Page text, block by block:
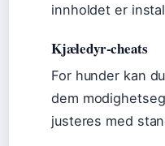
innholdet er
Kjæledyr-cheats
For hunder kan
dem
justeres med